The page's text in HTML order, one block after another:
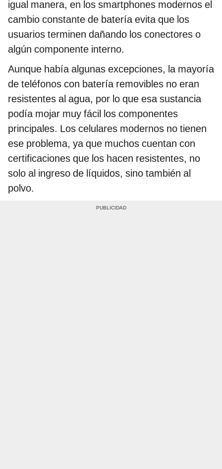
igual manera, en los smartphones modernos el
cambio constante de batería evita que los
usuarios terminen dañando los conectores o
algún componente interno.
Aunque había algunas excepciones, la mayoría
de teléfonos con batería removibles no eran
resistentes al agua, por lo que esa sustancia
podía mojar muy fácil los componentes
principales. Los celulares modernos no tienen
ese problema, ya que muchos cuentan con
certificaciones que los hacen resistentes, no
solo al ingreso de líquidos, sino también al
polvo.